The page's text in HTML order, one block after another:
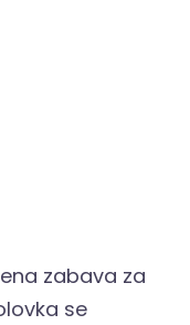
zabava za
se